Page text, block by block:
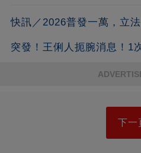
快訊／2026普發一萬，立
突發！王俐人扼腕消息！1
下一